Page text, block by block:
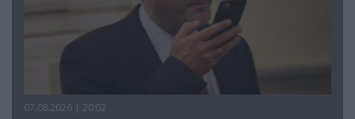
07.08.2026 | 20:02